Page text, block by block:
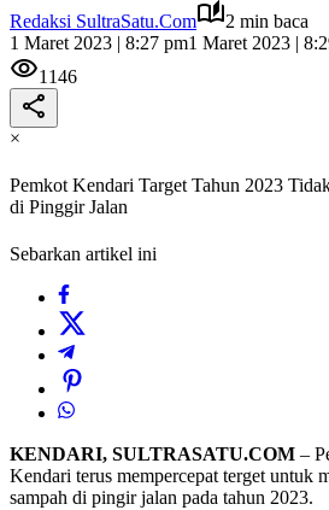
Redaksi SultraSatu.Com
2 min baca
1 Maret 2023 | 8:27 pm1 Maret 2023 |
1146
×
Pemkot Kendari Target Tahun 2023
di Pinggir Jalan
Sebarkan artikel ini
KENDARI, SULTRASATU.COM –
Kendari terus mempercepat terget untuk
sampah di pingir jalan pada tahun 2023.